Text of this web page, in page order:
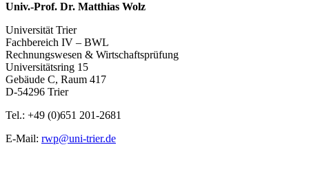
Univ.-Prof. Dr. Matthias Wolz
Universität Trier
Fachbereich IV – BWL
Rechnungswesen & Wirtschaftsprüfung
Universitätsring 15
Gebäude C, Raum 417
D-54296 Trier
Tel.: +49 (0)651 201-2681
E-Mail: rwp@uni-trier.de